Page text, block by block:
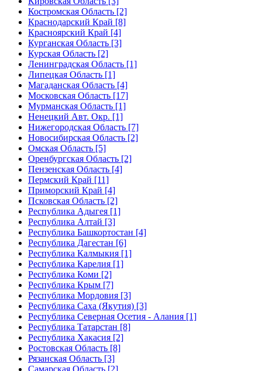
Костромская Область [2]
Краснодарский Край [8]
Красноярский Край [4]
Курганская Область [3]
Курская Область [2]
Ленинградская Область [1]
Липецкая Область [1]
Магаданская Область [4]
Московская Область [17]
Мурманская Область [1]
Ненецкий Авт. Окр. [1]
Нижегородская Область [7]
Новосибирская Область [2]
Омская Область [5]
Оренбургская Область [2]
Пензенская Область [4]
Пермский Край [11]
Приморский Край [4]
Псковская Область [2]
Республика Адыгея [1]
Республика Алтай [3]
Республика Башкортостан [4]
Республика Дагестан [6]
Республика Калмыкия [1]
Республика Карелия [1]
Республика Коми [2]
Республика Крым [7]
Республика Мордовия [3]
Республика Саха (Якутия) [3]
Республика Северная Осетия - Алания [1]
Республика Татарстан [8]
Республика Хакасия [2]
Ростовская Область [8]
Рязанская Область [3]
Самарская Область [2]